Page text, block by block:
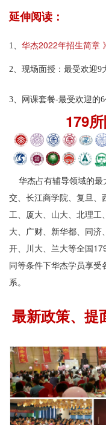
延伸阅读：
1、 华杰2022年招生简章
2、 现场面授：最受欢迎9
3、 网课套餐-最受欢迎的6
179
华杰占有辅导领域的最
交、长江商学院、复旦、
工、厦大、山大、北理工
大、广财、新华都、同
开、川大、兰大等全国
同等条件下华杰学员享
系。
最新政策、提